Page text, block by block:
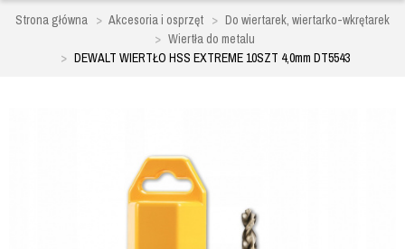
Strona główna Akcesoria i osprzęt
Do wiertarek, wiertarko-wkrętarek
Wiertła do metalu
DEWALT WIERTŁO HSS EXTREME 10SZT 4,0mm DT5543